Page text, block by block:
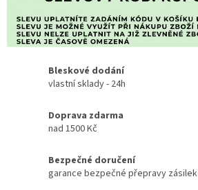
Bleskové dodání
vlastní sklady - 24h
Doprava zdarma
nad 1500 Kč
Bezpečné doručení
garance bezpečné přepravy zásilek